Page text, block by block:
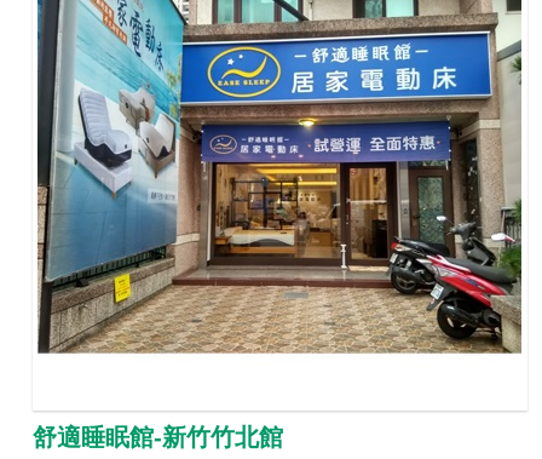
舒適睡眠館-新竹竹北館